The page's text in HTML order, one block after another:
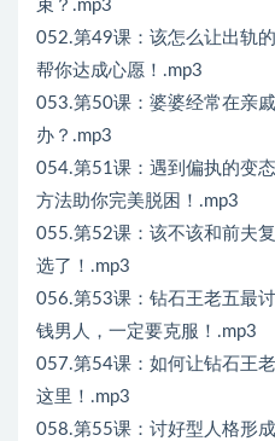
束？.mp3
052.第49课：该怎么让出轨
帮你达成心愿！.mp3
053.第50课：婆婆经常在亲
办？.mp3
054.第51课：遇到偏执的变
方法助你完美脱困！.mp3
055.第52课：该不该和前夫
选了！.mp3
056.第53课：钻石王老五最
钱男人，一定要克服！.mp3
057.第54课：如何让钻石王
这里！.mp3
058.第55课：讨好型人格形